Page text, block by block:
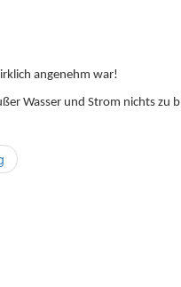
angenehm war!
Wasser und Strom nichts zu